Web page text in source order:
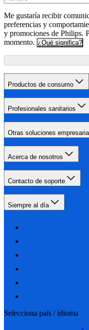
Me gustaría recibir
preferencias y
y promociones de Philips.
momento. ¿Qué significa?
Productos de consumo
Profesionales sanitarios
Otras soluciones
Acerca de nosotros
Contacto de soporte
Siempre al día
Selecciona país / idioma